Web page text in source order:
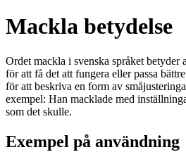
Mackla betydelse
Ordet mackla i svenska språket betyder
för att få det att fungera eller passa
för att beskriva en form av
exempel: Han macklade med
som det skulle.
Exempel på användning